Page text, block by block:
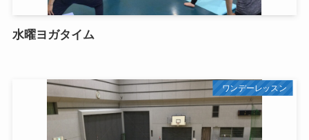
水曜ヨガタイム
ワンデーレッスン